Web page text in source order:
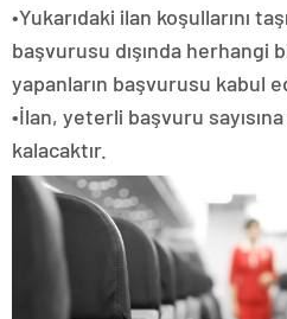
•Yukarıdaki ilan koşullarını
başvurusu dışında herhangi
yapanların başvurusu kabul
•İlan, yeterli başvuru
kalacaktır.